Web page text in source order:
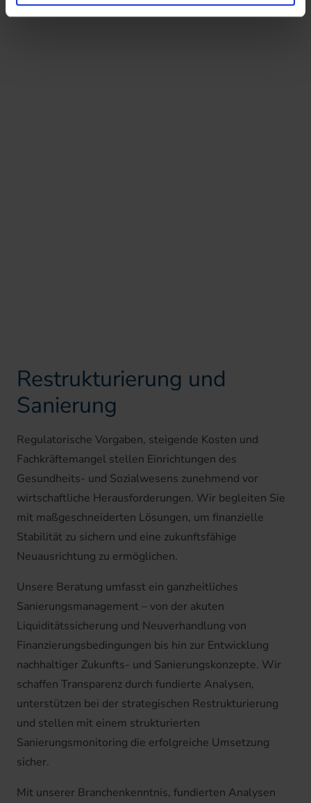
Restrukturierung und
Sanierung
Regulatorische Vorgaben, steigende Kosten und
Fachkräftemangel stellen Einrichtungen des
Gesundheits- und Sozialwesens zunehmend vor
wirtschaftliche Herausforderungen. Wir begleiten Sie
mit maßgeschneiderten Lösungen, um finanzielle
Stabilität zu sichern und eine zukunftsfähige
Neuausrichtung zu ermöglichen.
Unsere Beratung umfasst ein ganzheitliches
Sanierungsmanagement – von der akuten
Liquiditätssicherung und Neuverhandlung von
Finanzierungsbedingungen bis hin zur Entwicklung
nachhaltiger Zukunfts- und Sanierungskonzepte. Wir
schaffen Transparenz durch fundierte Analysen,
unterstützen bei der strategischen Restrukturierung
und stellen mit einem strukturierten
Sanierungsmonitoring die erfolgreiche Umsetzung
sicher.
Mit unserer Branchenkenntnis, fundierten Analysen